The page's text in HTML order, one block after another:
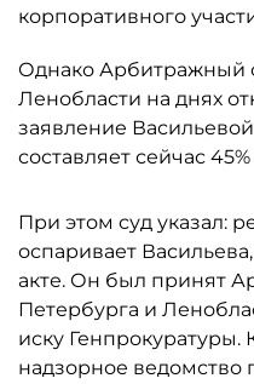
корпоративного
Однако Арбитражный
Ленобласти на днях
заявление
составляет сейчас
При этом суд указал:
оспаривает
акте. Он был принят
Петербурга и
иску Генпрокуратуры.
надзорное ведомство